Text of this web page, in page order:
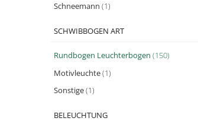
Schneemann (1)
SCHWIBBOGEN ART
Rundbogen Leuchterbogen (150)
Motivleuchte(1)
Sonstige(1)
BELEUCHTUNG